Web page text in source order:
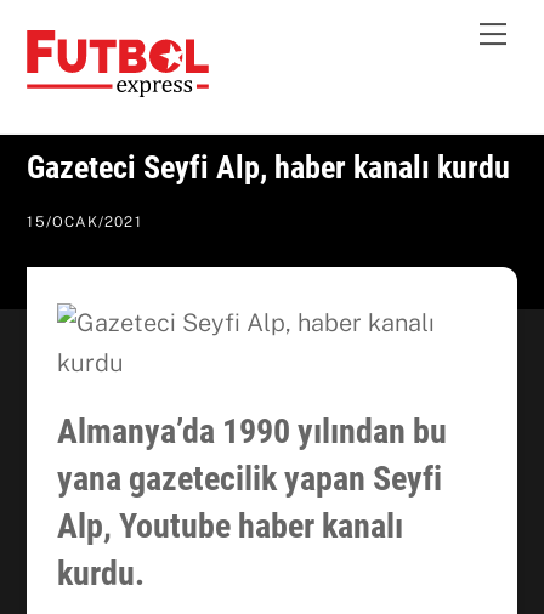
content
Gazeteci Seyfi Alp, haber kanalı kurdu
15/OCAK/2021
Almanya’da 1990 yılından bu
yana gazetecilik yapan Seyfi
Alp, Youtube haber kanalı
kurdu.